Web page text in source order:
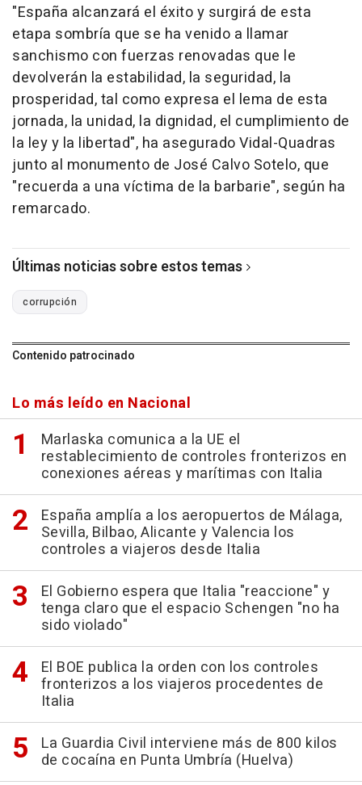
"España alcanzará el éxito y surgirá de esta
etapa sombría que se ha venido a llamar
sanchismo con fuerzas renovadas que le
devolverán la estabilidad, la seguridad, la
prosperidad, tal como expresa el lema de esta
jornada, la unidad, la dignidad, el cumplimiento de
la ley y la libertad", ha asegurado Vidal-Quadras
junto al monumento de José Calvo Sotelo, que
"recuerda a una víctima de la barbarie", según ha
remarcado.
Últimas noticias sobre estos temas
corrupción
Contenido patrocinado
Lo más leído en Nacional
Marlaska comunica a la UE el
restablecimiento de controles fronterizos en
conexiones aéreas y marítimas con Italia
España amplía a los aeropuertos de Málaga,
Sevilla, Bilbao, Alicante y Valencia los
controles a viajeros desde Italia
El Gobierno espera que Italia "reaccione" y
tenga claro que el espacio Schengen "no ha
sido violado"
El BOE publica la orden con los controles
fronterizos a los viajeros procedentes de
Italia
La Guardia Civil interviene más de 800 kilos
de cocaína en Punta Umbría (Huelva)